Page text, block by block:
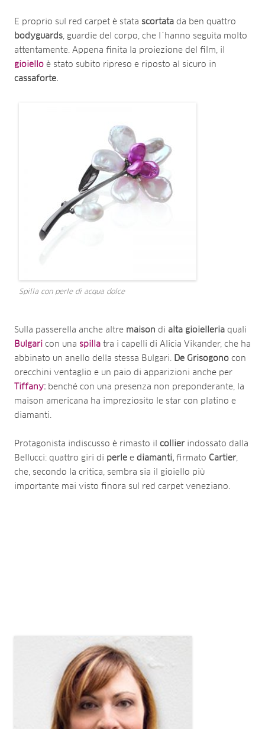
E proprio sul red carpet è stata scortata da ben quattro
bodyguards , guardie del corpo, che l´hanno seguita molto
attentamente. Appena finita la proiezione del film, il
gioiello è stato subito ripreso e riposto al sicuro in
cassaforte.
Spilla con perle di acqua dolce
Sulla passerella anche altre maison di alta gioielleria quali
Bulgari con una spilla tra i capelli di Alicia Vikander, che ha
abbinato un anello della stessa Bulgari.
De Grisogono con
orecchini ventaglio e un paio di apparizioni anche per
Tiffany: benché con una presenza non preponderante, la
maison americana ha impreziosito le star con platino e
diamanti.
Protagonista indiscusso è rimasto il collier indossato dalla
Bellucci: quattro giri di perle e diamanti, firmato Cartier
che, secondo la critica, sembra sia il gioiello più
importante mai visto finora sul red carpet veneziano.